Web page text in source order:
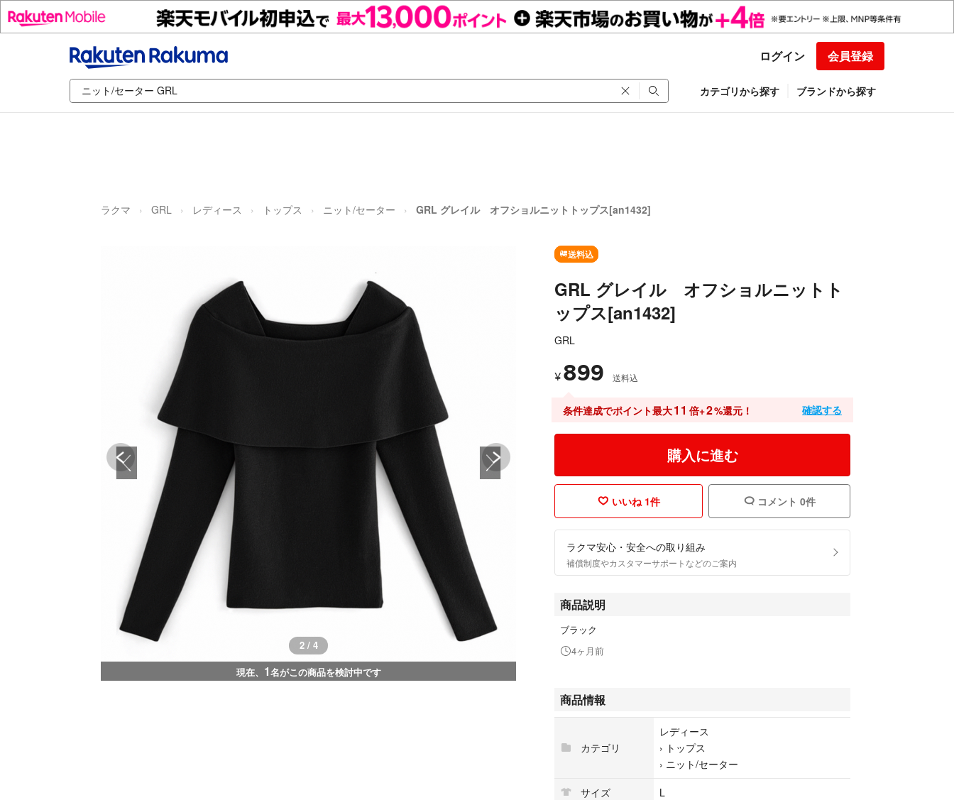
ログイン 会員登録
カテゴリから探す ブランドから探す
ラクマ GRL レディース トップス ニット/セーター GRL グレイル オフショルニットトップス[an1432]
3 / 4
現在、 1名がこの商品を検討中です
送料込
GRL グレイル オフショルニットト
ップス[an1432]
GRL
¥ 899 送料込
条件達成でポイント最大11 倍+2%還元！ 確認する
購入に進む
いいね 1件 コメント 0件
ラクマ安心・安全への取り組み
補償制度やカスタマーサポートなどのご案内
商品説明
ブラック
4ヶ月前
商品情報
カテゴリ
レディース
› トップス
› ニット/セーター
サイズ
L